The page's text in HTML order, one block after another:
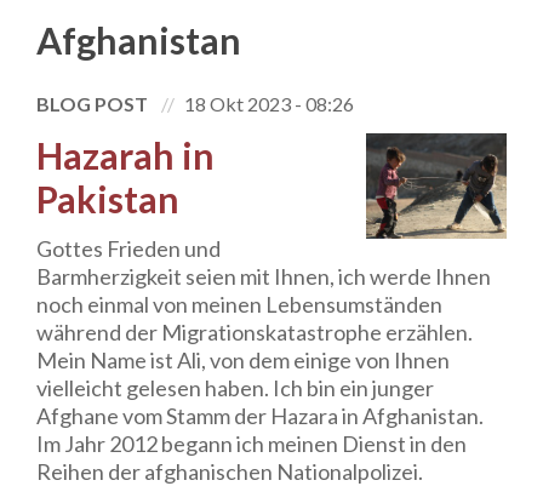
Afghanistan
BLOG POST 18 Okt 2023 - 08:26
Hazarah in
Pakistan
Gottes Frieden und
Barmherzigkeit seien mit Ihnen, ich werde Ihnen
noch einmal von meinen Lebensumständen
während der Migrationskatastrophe erzählen.
Mein Name ist Ali, von dem einige von Ihnen
vielleicht gelesen haben. Ich bin ein junger
Afghane vom Stamm der Hazara in Afghanistan.
Im Jahr 2012 begann ich meinen Dienst in den
Reihen der afghanischen Nationalpolizei.